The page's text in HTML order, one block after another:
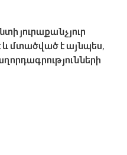
յուրաքանչյուր
մտածված է այնպես,